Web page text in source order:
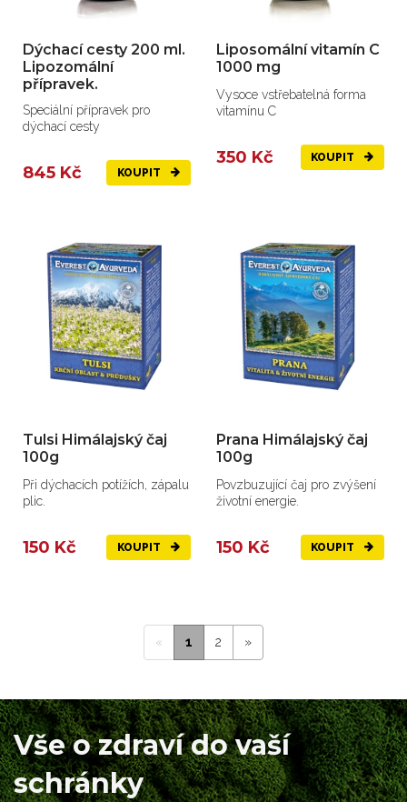
Dýchací cesty 200 ml.
Lipozomální
přípravek.
Speciální přípravek pro
dýchací cesty
845 Kč KOUPIT
Liposomální vitamín C
1000 mg
Vysoce vstřebatelná forma
vitamínu C
350 Kč KOUPIT
Tulsi Himálajský čaj
100g
Při dýchacích potížích, zápalu
plic.
150 Kč KOUPIT
Prana Himálajský čaj
100g
Povzbuzující čaj pro zvýšení
životní energie.
150 Kč KOUPIT
« 1 2 »
Vše o zdraví do vaší
schránky